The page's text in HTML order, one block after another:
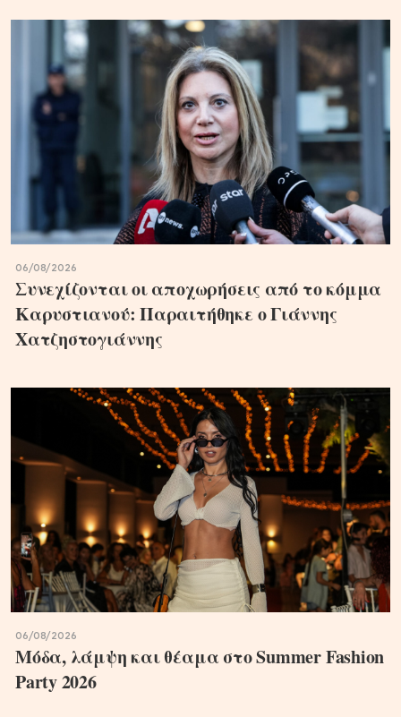
06/08/2026
Συνεχίζονται οι αποχωρήσεις από το κόμμα
Καρυστιανού: Παραιτήθηκε ο Γιάννης
Χατζηστογιάννης
06/08/2026
Μόδα, λάμψη και θέαμα στο Summer Fashion
Party 2026